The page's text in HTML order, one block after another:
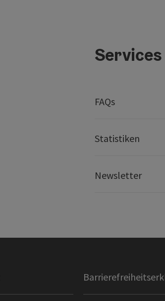
Services
FAQs
Statistiken
Newsletter